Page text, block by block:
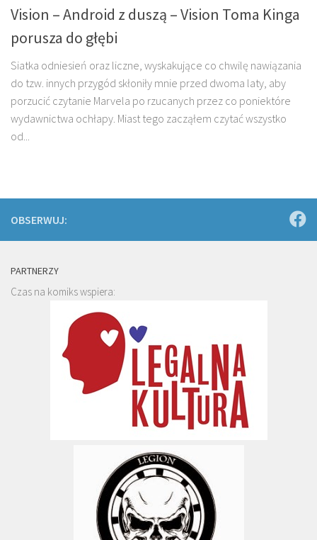
Vision – Android z duszą – Vision Toma Kinga
porusza do głębi
Siatka odniesień oraz liczne, wyskakujące co chwilę nawiązania
do tzw. innych przygód skłoniły mnie przed dwoma laty, aby
porzucić czytanie Marvela po rzucanych przez co poniektóre
wydawnictwa ochłapy. Miast tego zacząłem czytać wszystko
od...
OBSERWUJ:
PARTNERZY
Czas na komiks wspiera: